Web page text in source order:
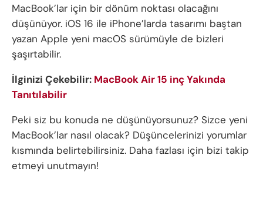
MacBook’lar için bir dönüm noktası olacağını
düşünüyor. iOS 16 ile iPhone’larda tasarımı baştan
yazan Apple yeni macOS sürümüyle de bizleri
şaşırtabilir.
İlginizi Çekebilir: MacBook Air 15 inç Yakında
Tanıtılabilir
Peki siz bu konuda ne düşünüyorsunuz? Sizce yeni
MacBook’lar nasıl olacak? Düşüncelerinizi yorumlar
kısmında belirtebilirsiniz. Daha fazlası için bizi takip
etmeyi unutmayın!